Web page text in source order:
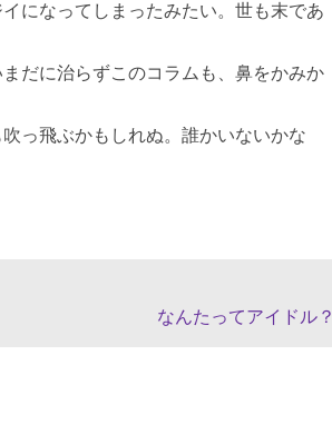
になってしまったみたい。世も末であ
だに治らずこのコラムも、鼻をかみか
っ飛ぶかもしれぬ。誰かいないかな
なんたってアイドル？